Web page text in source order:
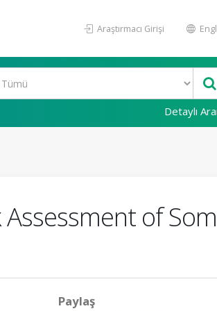
Araştırmacı Girişi
Detaylı
of
Paylaş